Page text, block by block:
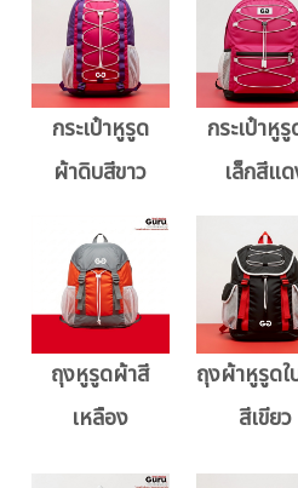
กระเป๋าหูรูด
ผ้าดิบสีขาว
กระเป๋าหูรู
เล็กสีแ
ถุงหูรูดผ้าสี
เหลือง
ถุงผ้าหูรูดใ
สีเขียว